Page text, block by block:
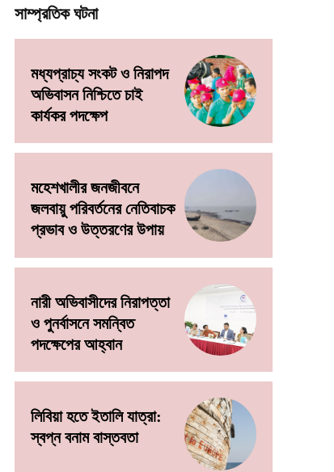
সাম্প্রতিক ঘটনা
মধ্যপ্রাচ্য সংকট ও নিরাপদ
অভিবাসন নিশ্চিতে চাই
কার্যকর পদক্ষেপ
মহেশখালীর জনজীবনে
জলবায়ু পরিবর্তনের নেতিবাচক
প্রভাব ও উত্তরণের উপায়
নারী অভিবাসীদের নিরাপত্তা
ও পুনর্বাসনে সমন্বিত
পদক্ষেপের আহ্বান
লিবিয়া হতে ইতালি যাত্রা:
স্বপ্ন বনাম বাস্তবতা